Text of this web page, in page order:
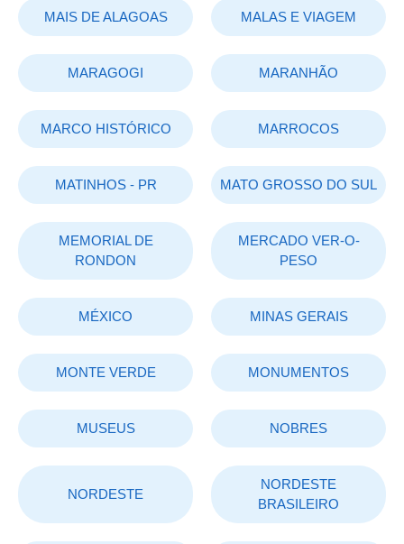
MAIS DE ALAGOAS MALAS E VIAGEM
MARAGOGI MARANHÃO
MARCO HISTÓRICO MARROCOS
MATINHOS - PR MATO GROSSO DO SUL
MEMORIAL DE
RONDON
MERCADO VER-O-
PESO
MÉXICO MINAS GERAIS
MONTE VERDE MONUMENTOS
MUSEUS NOBRES
NORDESTE
NORDESTE
BRASILEIRO